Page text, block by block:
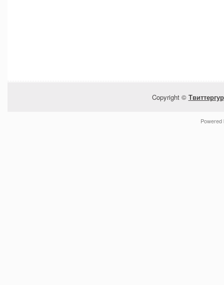
Copyright ©